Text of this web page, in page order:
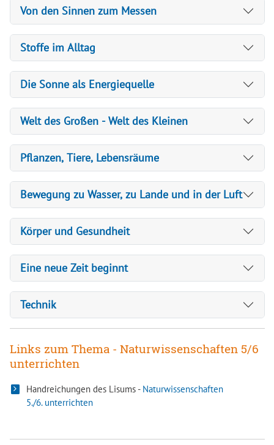
Von den Sinnen zum Messen
Stoffe im Alltag
Die Sonne als Energiequelle
Welt des Großen - Welt des Kleinen
Pflanzen, Tiere, Lebensräume
Bewegung zu Wasser, zu Lande und in der Luft
Körper und Gesundheit
Eine neue Zeit beginnt
Technik
Links zum Thema - Naturwissenschaften 5/6
unterrichten
Handreichungen des Lisums - Naturwissenschaften
5./6. unterrichten